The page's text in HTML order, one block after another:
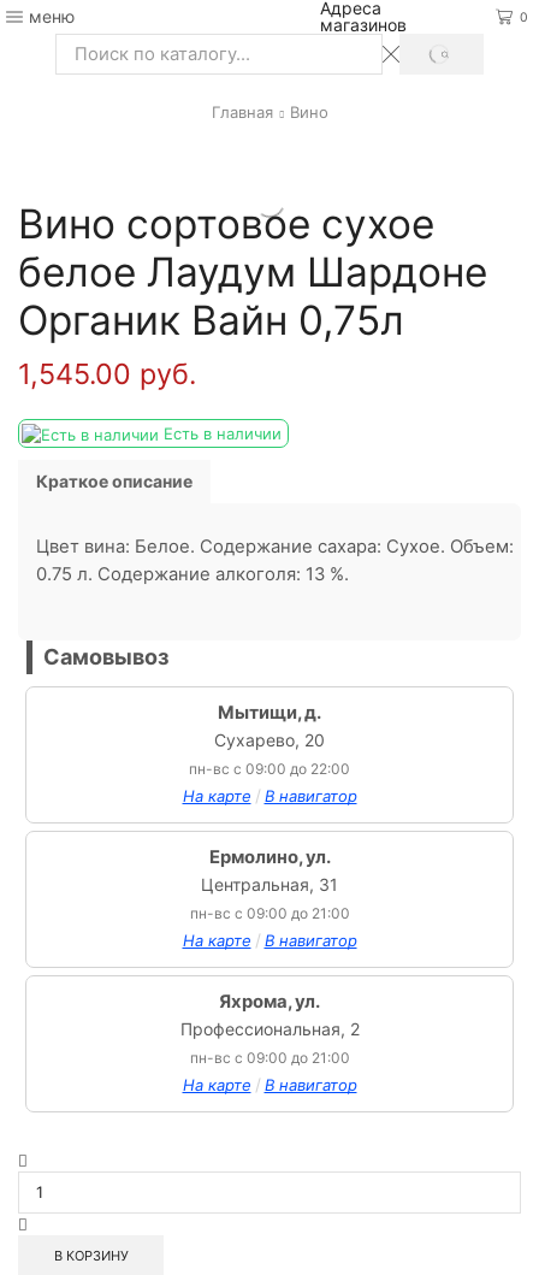
меню
Адреса
магазинов
0
Search
SEARCH
Главная Вино
Вино сортовое сухое
белое Лаудум Шардоне
Органик Вайн 0,75л
1,545.00 руб.
Есть в наличии
Краткое описание
Цвет вина: Белое. Содержание сахара: Сухое. Объем:
0.75 л. Содержание алкоголя: 13 %.
Самовывоз
Мытищи, д.
Сухарево, 20
пн-вс с 09:00 до 22:00
На карте / В навигатор
Ермолино, ул.
Центральная, 31
пн-вс с 09:00 до 21:00
На карте / В навигатор
Яхрома, ул.
Профессиональная, 2
пн-вс с 09:00 до 21:00
На карте / В навигатор
товара
Вино
сухоеВ КОРЗИНУ